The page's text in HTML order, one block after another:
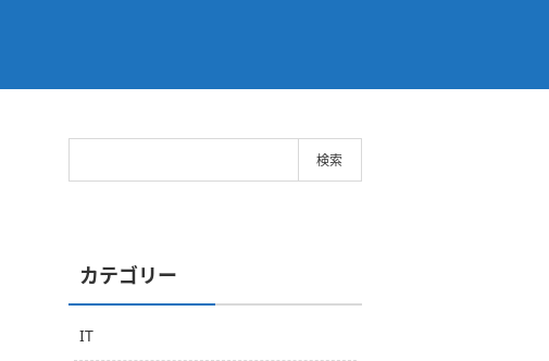
カテゴリー
IT